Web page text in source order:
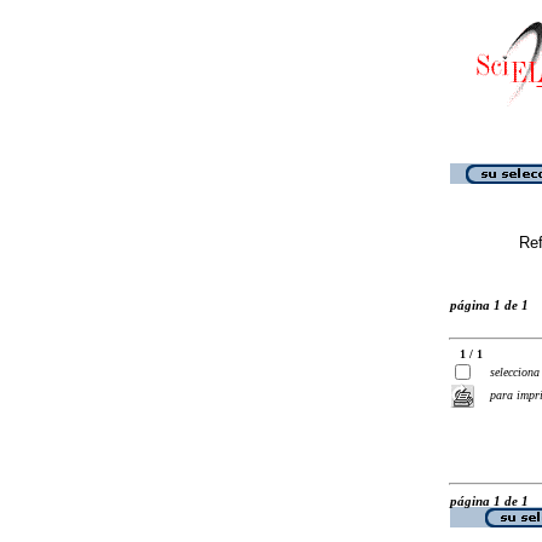
página 1 de 1
1 / 1
selecciona
para
página 1 de 1